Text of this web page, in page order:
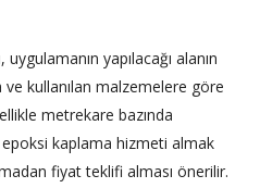
yapılacağı alanın
ve kullanılan malzemelere göre
metrekare bazında
epoksi kaplama hizmeti almak
fiyat teklifi alması önerilir.